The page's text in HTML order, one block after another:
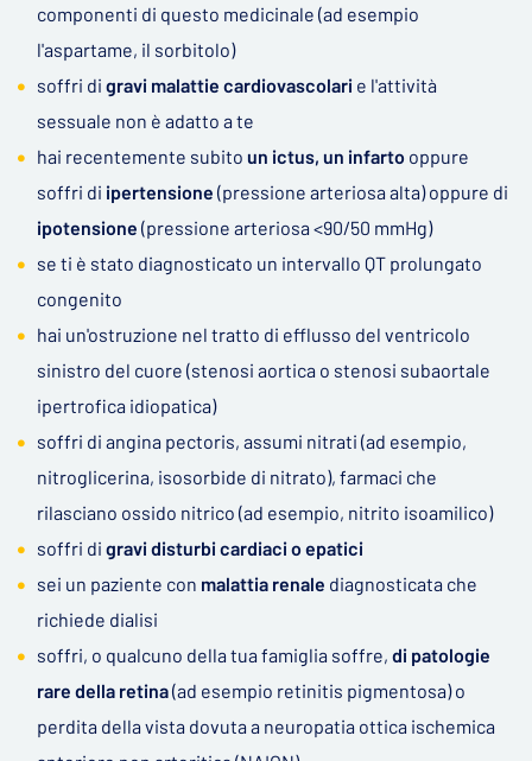
componenti di questo medicinale (ad esempio
l'aspartame, il sorbitolo)
soffri di gravi malattie cardiovascolari e l'attività
sessuale non è adatto a te
hai recentemente subito un ictus, un infarto oppure
soffri di ipertensione (pressione arteriosa alta) oppure di
ipotensione (pressione arteriosa <90/50 mmHg)
se ti è stato diagnosticato un intervallo QT prolungato
congenito
hai un'ostruzione nel tratto di efflusso del ventricolo
sinistro del cuore (stenosi aortica o stenosi subaortale
ipertrofica idiopatica)
soffri di angina pectoris, assumi nitrati (ad esempio,
nitroglicerina, isosorbide di nitrato), farmaci che
rilasciano ossido nitrico (ad esempio, nitrito isoamilico)
soffri di gravi disturbi cardiaci o epatici
sei un paziente con malattia renale diagnosticata che
richiede dialisi
soffri, o qualcuno della tua famiglia soffre, di patologie
rare della retina(ad esempio retinitis pigmentosa) o
perdita della vista dovuta a neuropatia ottica ischemica